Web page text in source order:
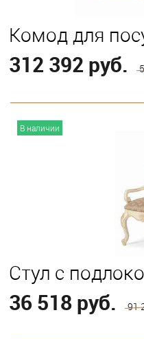
Комод для
312 392 руб.
В наличии
Стул с
36 518 руб. 91